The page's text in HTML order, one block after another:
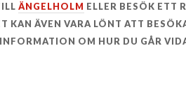
ÄNGELHOLM ELLER BESÖK ETT
KAN ÄVEN VARA LÖNT ATT
OM HUR DU GÅR